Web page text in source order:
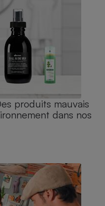
produits mauvais
dans nos